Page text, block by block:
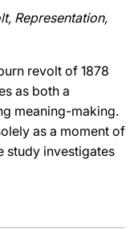
Representation,
revolt of 1878
as both a
meaning-making.
as a moment of
study investigates